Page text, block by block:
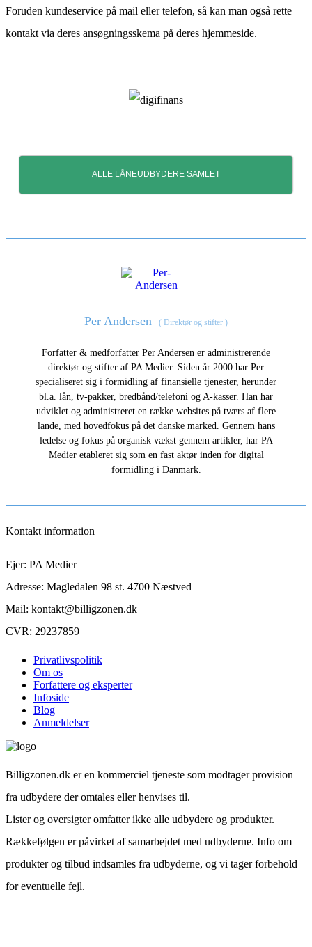
Foruden kundeservice på mail eller telefon, så kan man også rette
kontakt via deres ansøgningsskema på deres hjemmeside.
ALLE LÅNEUDBYDERE SAMLET
Per Andersen ( Direktør og stifter )
Forfatter & medforfatter Per Andersen er administrerende
direktør og stifter af PA Medier. Siden år 2000 har Per
specialiseret sig i formidling af finansielle tjenester, herunder
bl.a. lån, tv-pakker, bredbånd/telefoni og A-kasser. Han har
udviklet og administreret en række websites på tværs af flere
lande, med hovedfokus på det danske marked. Gennem hans
ledelse og fokus på organisk vækst gennem artikler, har PA
Medier etableret sig som en fast aktør inden for digital
formidling i Danmark.
Kontakt information
Ejer: PA Medier
Adresse: Magledalen 98 st. 4700 Næstved
Mail: kontakt@billigzonen.dk
CVR: 29237859
Privatlivspolitik
Om os
Forfattere og eksperter
Infoside
Blog
Anmeldelser
Billigzonen.dk er en kommerciel tjeneste som modtager provision
fra udbydere der omtales eller henvises til.
Lister og oversigter omfatter ikke alle udbydere og produkter.
Rækkefølgen er påvirket af samarbejdet med udbyderne. Info om
produkter og tilbud indsamles fra udbyderne, og vi tager forbehold
for eventuelle fejl.